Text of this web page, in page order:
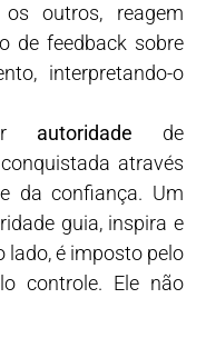
outros, reagem
de feedback sobre
interpretando-o
autoridade de
através
da confiança. Um
guia, inspira e
lado, é imposto pelo
controle. Ele não